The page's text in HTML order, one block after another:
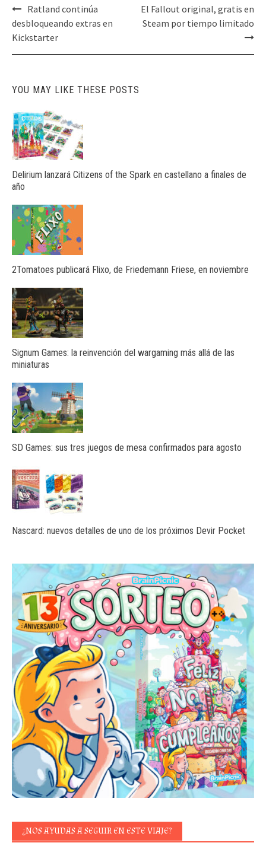
Post
navigation
Ratland continúa
desbloqueando extras en
Kickstarter
El Fallout original, gratis en
Steam por tiempo limitado
YOU MAY LIKE THESE POSTS
Delirium lanzará Citizens of the Spark en castellano a finales de
año
2Tomatoes publicará Flixo, de Friedemann Friese, en noviembre
Signum Games: la reinvención del wargaming más allá de las
miniaturas
SD Games: sus tres juegos de mesa confirmados para agosto
Nascard: nuevos detalles de uno de los próximos Devir Pocket
¿NOS AYUDAS A SEGUIR EN ESTE VIAJE?